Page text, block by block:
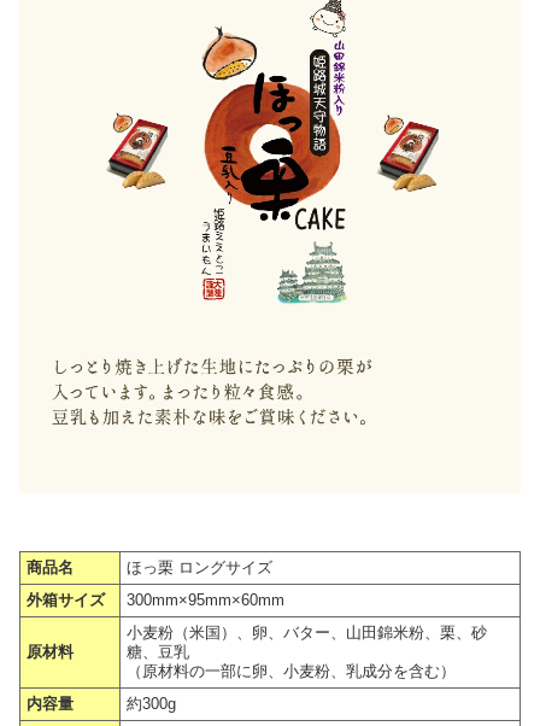
商品名
ほっ栗 ロングサイズ
外箱サイズ
300mm×95mm×60mm
原材料
小麦粉（米国）、卵、バター、山田錦米粉、栗、砂
糖、豆乳
（原材料の一部に卵、小麦粉、乳成分を含む）
内容量
約300g